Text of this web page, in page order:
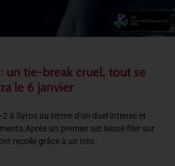
un tie-break cruel, tout se
le 6 janvier
à Syros au terme d’un duel intense et
un premier set laissé filer sur
recolle grâce à un très